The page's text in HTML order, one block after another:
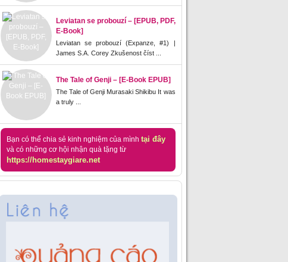
Leviatan se probouzí – [EPUB, PDF,
E-Book]
Leviatan se probouzí (Expanze, #1) |
James S.A. Corey Zkušenost číst ...
The Tale of Genji – [E-Book EPUB]
The Tale of Genji Murasaki Shikibu It was
a truly ...
Bạn có thể chia sẻ kinh nghiệm của mình tại đây
và có những cơ hội nhận quà tặng từ
https://homestaygiare.net